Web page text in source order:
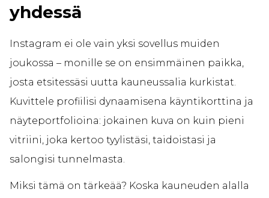
yhdessä
Instagram ei ole vain yksi sovellus muiden
joukossa – monille se on ensimmäinen paikka,
josta etsitessäsi uutta kauneussalia kurkistat.
Kuvittele profiilisi dynaamisena käyntikorttina ja
näyteportfolioina: jokainen kuva on kuin pieni
vitriini, joka kertoo tyylistäsi, taidoistasi ja
salongisi tunnelmasta.
Miksi tämä on tärkeää? Koska kauneuden alalla